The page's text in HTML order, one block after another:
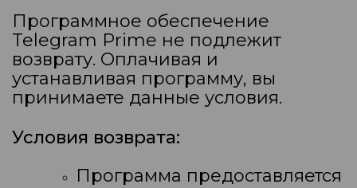
Программное обеспечение
Telegram Prime не подлежит
возврату. Оплачивая и
устанавливая программу, вы
принимаете данные условия.
Условия возврата:
Программа предоставляется